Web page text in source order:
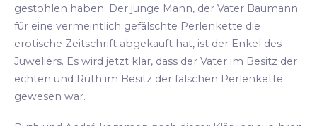
gestohlen haben. Der junge Mann, der Vater Baumann
für eine vermeintlich gefälschte Perlenkette die
erotische Zeitschrift abgekauft hat, ist der Enkel des
Juweliers. Es wird jetzt klar, dass der Vater im Besitz der
echten und Ruth im Besitz der falschen Perlenkette
gewesen war.